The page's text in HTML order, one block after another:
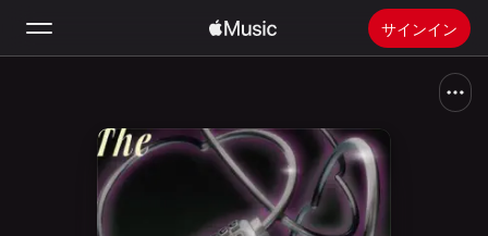
サインイン
ホーム
新着おすすめ
Apple Musicをインストール